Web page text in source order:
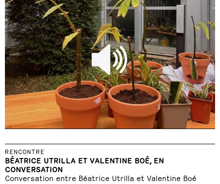
RENCONTRE
BÉATRICE UTRILLA ET VALENTINE BOÉ, EN
CONVERSATION
Conversation entre Béatrice Utrilla et Valentine Boé